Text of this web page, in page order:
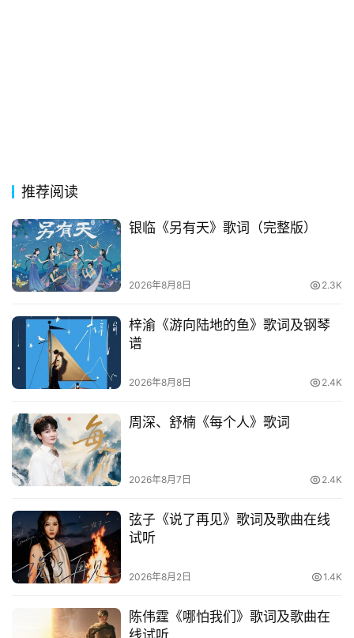
推荐阅读
银临《另有天》歌词（完整版）
2026年8月8日 2.3K
梓渝《游向陆地的鱼》歌词及钢琴
谱
2026年8月8日 2.4K
周深、舒楠《每个人》歌词
2026年8月7日 2.4K
弦子《说了再见》歌词及歌曲在线
试听
2026年8月2日 1.4K
陈伟霆《哪怕我们》歌词及歌曲在
线试听